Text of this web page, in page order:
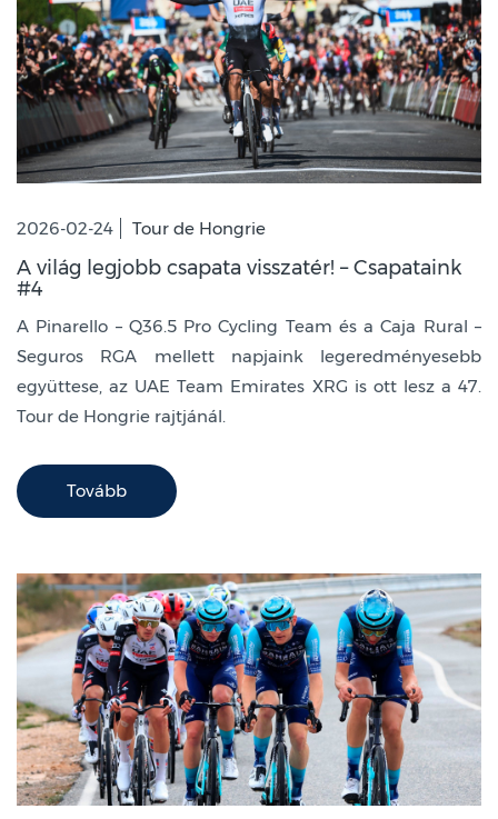
2026-02-24 Tour de Hongrie
A világ legjobb csapata visszatér! – Csapataink
#4
A Pinarello – Q36.5 Pro Cycling Team és a Caja Rural –
Seguros RGA mellett napjaink legeredményesebb
együttese, az UAE Team Emirates XRG is ott lesz a 47.
Tour de Hongrie rajtjánál.
Tovább